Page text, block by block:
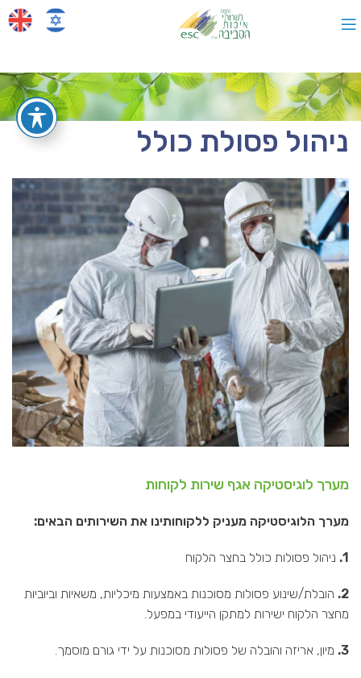
ניהול פסולת כולל
מערך לוגיסטיקה אגף שירות לקוחות
מערך הלוגיסטיקה מעניק ללקוחותינו את השירותים הבאים:
1. ניהול פסולות כולל בחצר הלקוח
2. הובלת/שינוע פסולות מסוכנות באמצעות מיכליות, משאיות וביוביות
מחצר הלקוח ישירות למתקן הייעודי במפעל.
3. מיון, אריזה והובלה של פסולות מסוכנות על ידי גורם מוסמך.